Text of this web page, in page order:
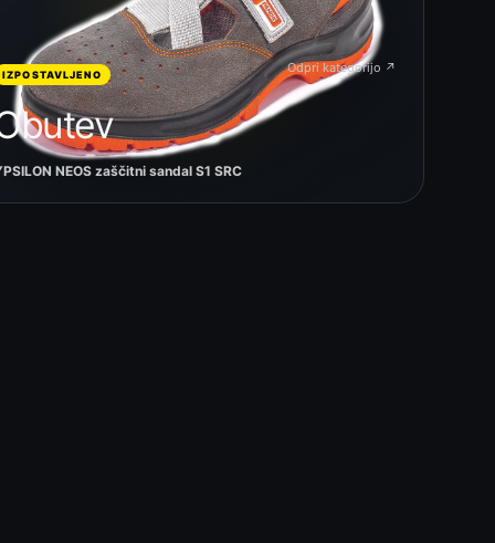
IZPOSTAVLJENO
NEOS zaščitni sandal S1 SRC
Odpri kategorijo ↗